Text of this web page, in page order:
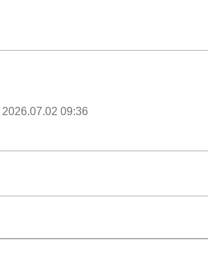
2026.07.02 09:36